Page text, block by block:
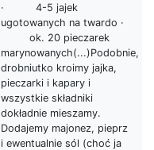
· 4-5 jajek
ugotowanych na twardo ·
ok. 20 pieczarek
marynowanych(...)Podobnie,
drobniutko kroimy jajka,
pieczarki i kapary i
wszystkie składniki
dokładnie mieszamy.
Dodajemy majonez, pieprz
i ewentualnie sól (choć ja